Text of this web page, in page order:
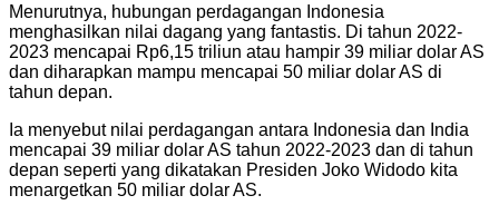
Menurutnya, hubungan perdagangan Indonesia
menghasilkan nilai dagang yang fantastis. Di tahun 2022-
2023 mencapai Rp6,15 triliun atau hampir 39 miliar dolar AS
dan diharapkan mampu mencapai 50 miliar dolar AS di
tahun depan.
Ia menyebut nilai perdagangan antara Indonesia dan India
mencapai 39 miliar dolar AS tahun 2022-2023 dan di tahun
depan seperti yang dikatakan Presiden Joko Widodo kita
menargetkan 50 miliar dolar AS.